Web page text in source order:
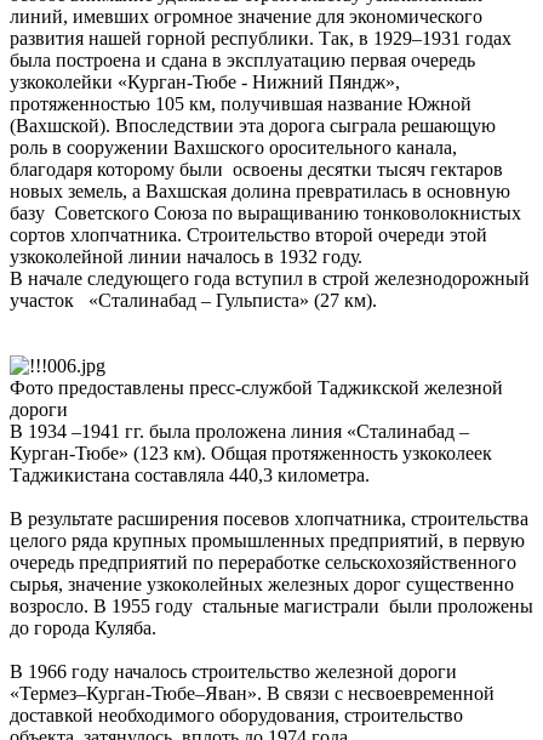
линий, имевших огромное значение для экономического
развития нашей горной республики. Так, в 1929–1931 годах
была построена и сдана в эксплуатацию первая очередь
узкоколейки «Курган-Тюбе - Нижний Пяндж»,
протяженностью 105 км, получившая название Южной
(Вахшской). Впоследствии эта дорога сыграла решающую
роль в сооружении Вахшского оросительного канала,
благодаря которому были освоены десятки тысяч гектаров
новых земель, а Вахшская долина превратилась в основную
базу Советского Союза по выращиванию тонковолокнистых
сортов хлопчатника. Строительство второй очереди этой
узкоколейной линии началось в 1932 году.
В начале следующего года вступил в строй железнодорожный
участок «Сталинабад – Гульписта» (27 км).
Фото предоставлены пресс-службой Таджикской железной
дороги
В 1934 –1941 гг. была проложена линия «Сталинабад –
Курган-Тюбе» (123 км). Общая протяженность узкоколеек
Таджикистана составляла 440,3 километра.
В результате расширения посевов хлопчатника, строительства
целого ряда крупных промышленных предприятий, в первую
очередь предприятий по переработке сельскохозяйственного
сырья, значение узкоколейных железных дорог существенно
возросло. В 1955 году стальные магистрали были проложены
до города Куляба.
В 1966 году началось строительство железной дороги
«Термез–Курган-Тюбе–Яван». В связи с несвоевременной
доставкой необходимого оборудования, строительство